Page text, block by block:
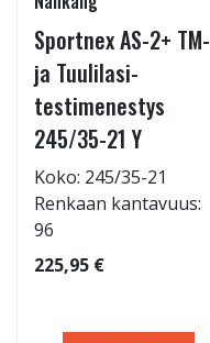
Sportnex AS-2+ TM-
ja Tuulilasi-
testimenestys
245/35-21 Y
Koko: 245/35-21
Renkaan kantavuus:
96
225,95 €